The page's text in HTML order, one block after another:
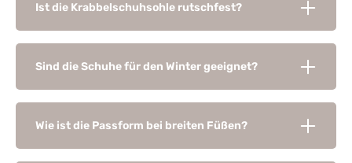
Ist die Krabbelschuhsohle rutschfest?
Sind die Schuhe für den Winter geeignet?
Wie ist die Passform bei breiten Füßen?